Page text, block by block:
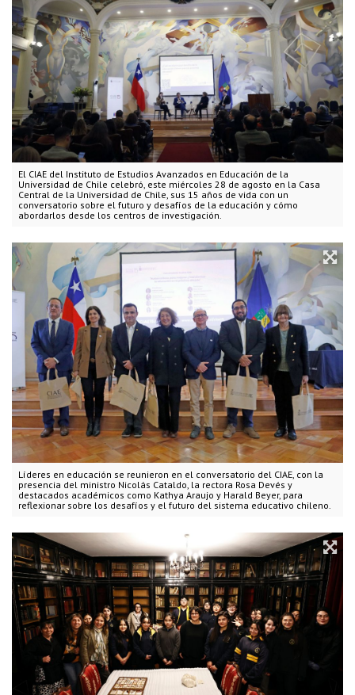
El CIAE del Instituto de Estudios Avanzados en Educación de la
Universidad de Chile celebró, este miércoles 28 de agosto en la Casa
Central de la Universidad de Chile, sus 15 años de vida con un
conversatorio sobre el futuro y desafíos de la educación y cómo
abordarlos desde los centros de investigación.
Líderes en educación se reunieron en el conversatorio del CIAE, con la
presencia del ministro Nicolás Cataldo, la rectora Rosa Devés y
destacados académicos como Kathya Araujo y Harald Beyer, para
reflexionar sobre los desafíos y el futuro del sistema educativo chileno.